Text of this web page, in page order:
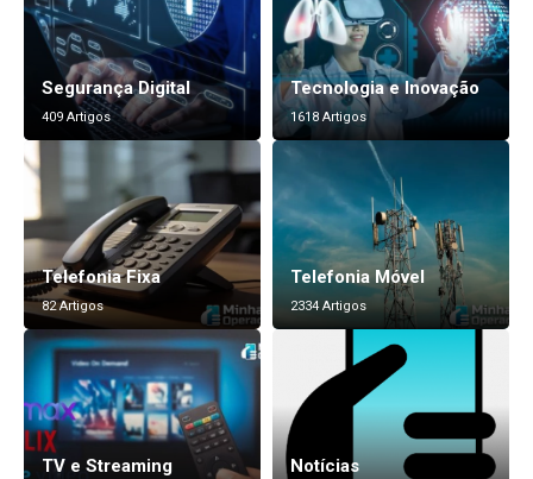
Segurança Digital
409 Artigos
Tecnologia e Inovação
1618 Artigos
Telefonia Fixa
82 Artigos
Telefonia Móvel
2334 Artigos
TV e Streaming Notícias